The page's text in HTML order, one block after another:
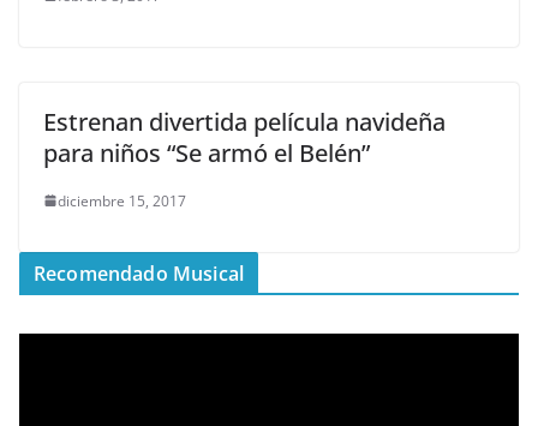
Estrenan divertida película navideña
para niños “Se armó el Belén”
diciembre 15, 2017
Recomendado Musical